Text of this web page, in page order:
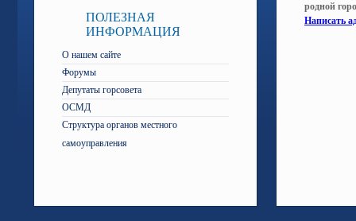
ПОЛЕЗНАЯ
ИНФОРМАЦИЯ
О нашем сайте
Форумы
Депутаты горсовета
ОСМД
Структура органов местного
самоуправления
родной
Написать